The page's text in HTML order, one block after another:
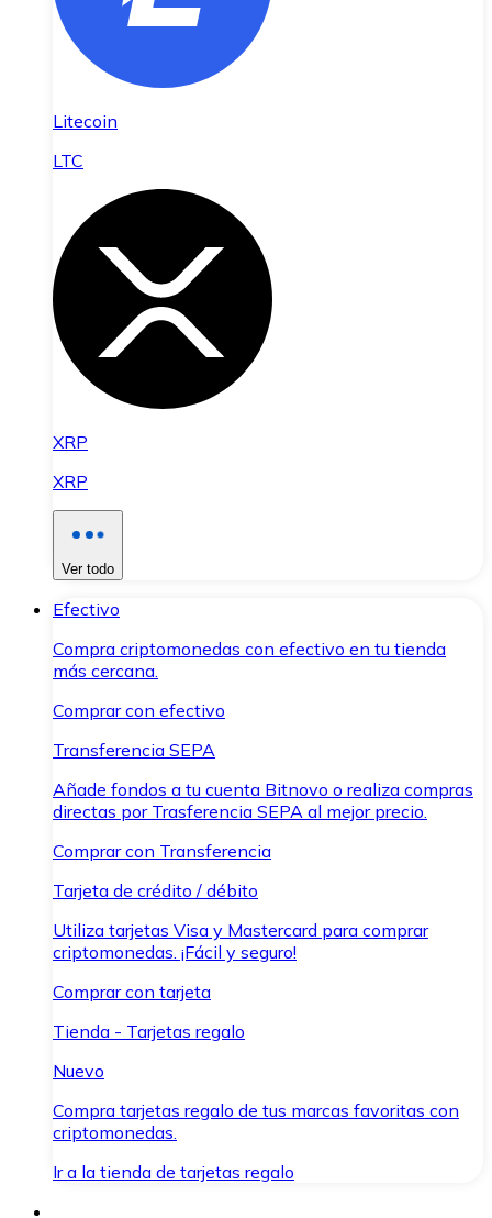
Litecoin
LTC
XRP
XRP
Ver todo
Efectivo
Compra criptomonedas con efectivo en tu tienda
más cercana.
Comprar con efectivo
Transferencia SEPA
Añade fondos a tu cuenta Bitnovo o realiza compras
directas por Trasferencia SEPA al mejor precio.
Comprar con Transferencia
Tarjeta de crédito / débito
Utiliza tarjetas Visa y Mastercard para comprar
criptomonedas. ¡Fácil y seguro!
Comprar con tarjeta
Tienda - Tarjetas regalo
Nuevo
Compra tarjetas regalo de tus marcas favoritas con
criptomonedas.
Ir a la tienda de tarjetas regalo